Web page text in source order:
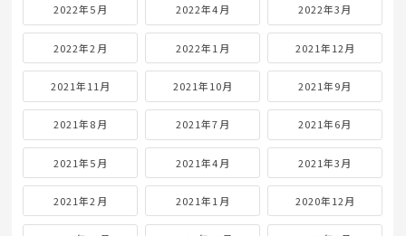
2022年5月 2022年4月 2022年3月
2022年2月 2022年1月 2021年12月
2021年11月 2021年10月 2021年9月
2021年8月 2021年7月 2021年6月
2021年5月 2021年4月 2021年3月
2021年2月 2021年1月 2020年12月